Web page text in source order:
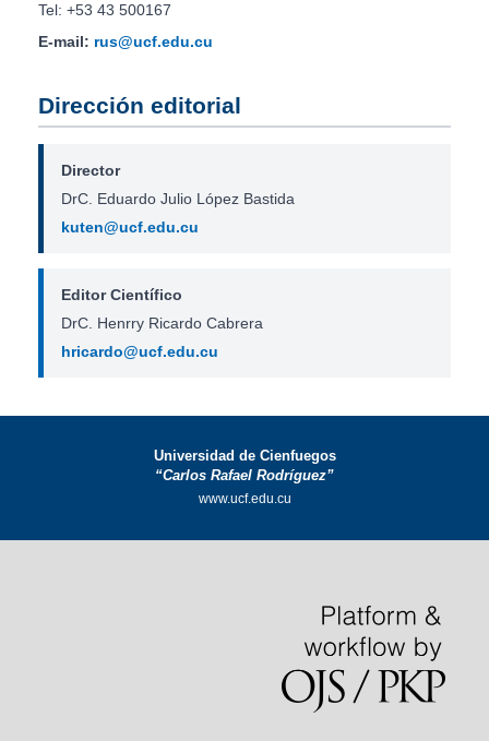
Tel: +53 43 500167
E-mail: rus@ucf.edu.cu
Dirección editorial
Director
DrC. Eduardo Julio López Bastida
kuten@ucf.edu.cu
Editor Científico
DrC. Henrry Ricardo Cabrera
hricardo@ucf.edu.cu
Universidad de Cienfuegos
“Carlos Rafael Rodríguez”
www.ucf.edu.cu